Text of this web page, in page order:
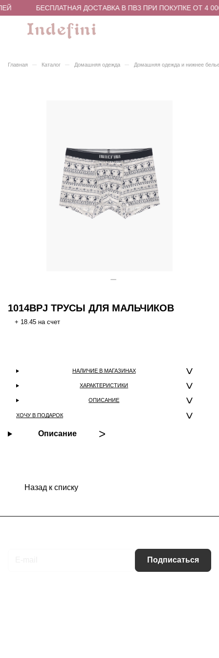
БЕСПЛАТНАЯ ДОСТАВКА В ПВЗ ПРИ ПОКУПКЕ ОТ 4
Главная – Каталог – Домашняя одежда – Домашняя одежда и нижнее
1014BPJ ТРУСЫ ДЛЯ МАЛЬЧИКОВ
+ 18.45 на счет
НАЛИЧИЕ В МАГАЗИНАХ
ХАРАКТЕРИСТИКИ
ОПИСАНИЕ
ХОЧУ В ПОДАРОК
Описание
Назад к списку
Подписаться